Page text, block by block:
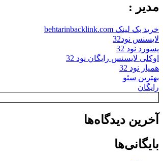
مدیر :
خرید بک لینک behtarinbacklink.com
لایسنس نود32
پسورد نود 32
اوکلی لایسنس رایگان نود 32
همیار نود 32
بهترین سئو
رایگان
آخرین دیدگاه‌ها
بایگانی‌ها